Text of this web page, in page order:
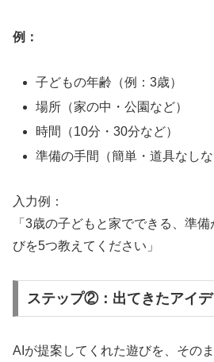
例：
子どもの年齢（例：3歳）
場所（家の中・公園など）
時間（10分・30分など）
準備の手間（簡単・道具なしな
入力例：
「3歳の子どもと家でできる、準
びを5つ教えてください」
ステップ②：出てきたアイ
AIが提案してくれた遊びを、その